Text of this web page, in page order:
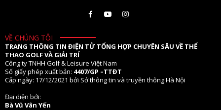
VỀ CHÚNG TÔI
TRANG THÔNG TIN ĐIỆN TỬ TỔNG HỢP CHUYÊN SÂU VỀ THỂ
THAO GOLF VÀ GIẢI TRÍ
Công ty TNHH Golf & Leisure Việt Nam
Số giấy phép xuất bản: 4407/GP –TTĐT
Cấp ngày: 17/12/2021 bởi Sở thông tin và truyền thông Hà Nội
Đại diện bởi:
Bà Vũ Vân Yến